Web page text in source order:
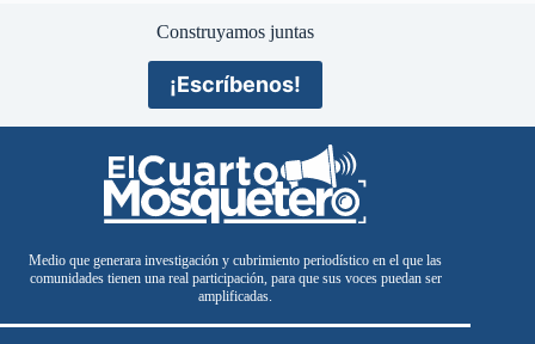
Construyamos juntas
¡Escríbenos!
Medio que generara investigación y cubrimiento periodístico en el que las
comunidades tienen una real participación, para que sus voces puedan ser
amplificadas.